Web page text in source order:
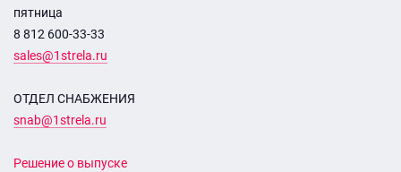
пятница
8 812 600-33-33
sales@1strela.ru
ОТДЕЛ СНАБЖЕНИЯ
snab@1strela.ru
Решение о выпуске